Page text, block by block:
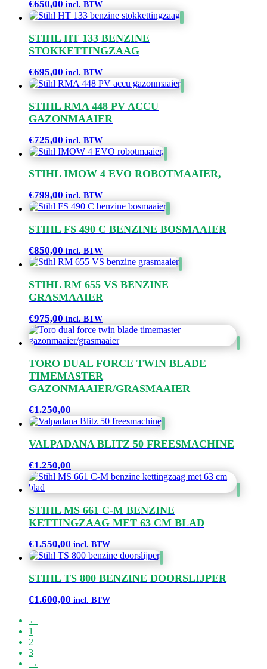
€650,00 incl. BTW
STIHL HT 133 BENZINE
STOKKETTINGZAAG
€695,00 incl. BTW
STIHL RMA 448 PV ACCU
GAZONMAAIER
€725,00 incl. BTW
STIHL IMOW 4 EVO ROBOTMAAIER,
€799,00 incl. BTW
STIHL FS 490 C BENZINE BOSMAAIER
€850,00 incl. BTW
STIHL RM 655 VS BENZINE
GRASMAAIER
€975,00 incl. BTW
TORO DUAL FORCE TWIN BLADE
TIMEMASTER
GAZONMAAIER/GRASMAAIER
€1.250,00
VALPADANA BLITZ 50 FREESMACHINE
€1.250,00
STIHL MS 661 C-M BENZINE
KETTINGZAAG MET 63 CM BLAD
€1.550,00 incl. BTW
STIHL TS 800 BENZINE DOORSLIJPER
€1.600,00 incl. BTW
←
1
2
3
→